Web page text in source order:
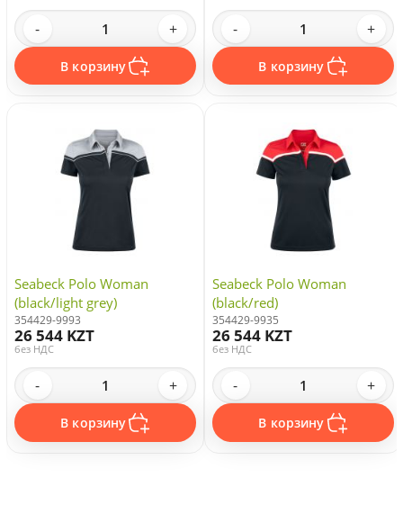
- +
В корзину
- +
В корзину
Seabeck Polo Woman
(black/light grey)
354429-9993
26 544 KZT
без НДС
- +
В корзину
Seabeck Polo Woman
(black/red)
354429-9935
26 544 KZT
без НДС
- +
В корзину